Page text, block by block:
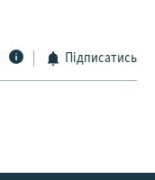
Підписатись